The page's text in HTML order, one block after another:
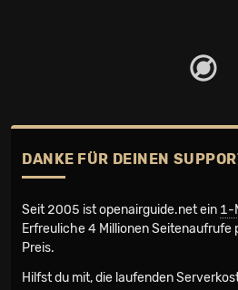
DANKE FÜR DEINEN
Seit 2005 ist openairguide.net ein 1-
Erfreuliche 4 Millionen
Preis.
Hilfst du mit, die laufenden